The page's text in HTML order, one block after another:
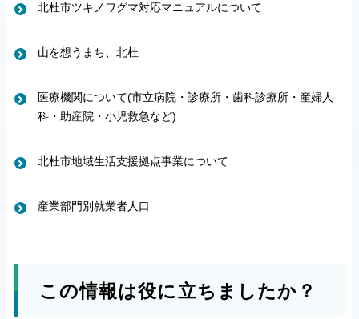
北杜市ツキノワグマ対応マニュアルについて
山を想うまち、北杜
医療機関について(市立病院・診療所・歯科診療所・産婦人
科・助産院・小児救急など)
北杜市地域生活支援拠点事業について
産業部門別就業者人口
この情報は役に立ちましたか？